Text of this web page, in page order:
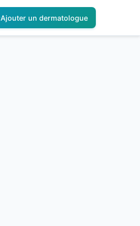
Ajouter un dermatologue